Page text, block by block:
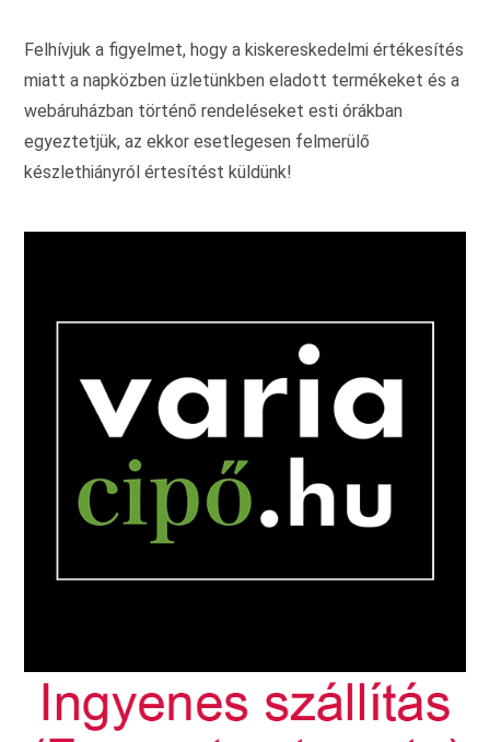
Felhívjuk a figyelmet, hogy a kiskereskedelmi értékesítés
miatt a napközben üzletünkben eladott termékeket és a
webáruházban történő rendeléseket esti órákban
egyeztetjük, az ekkor esetlegesen felmerülő
készlethiányról értesítést küldünk!